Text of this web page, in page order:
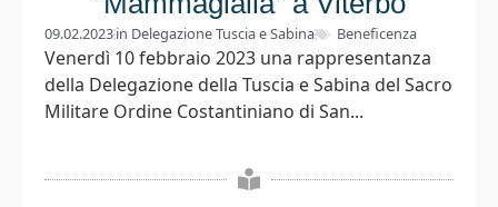
09.02.2023in Delegazione Tuscia e Sabina Beneficenza
Venerdì 10 febbraio 2023 una rappresentanza
della Delegazione della Tuscia e Sabina del Sacro
Militare Ordine Costantiniano di San...